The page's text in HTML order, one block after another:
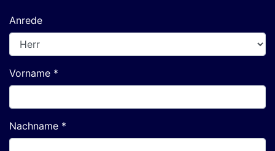
Anrede
Vorname *
Nachname *